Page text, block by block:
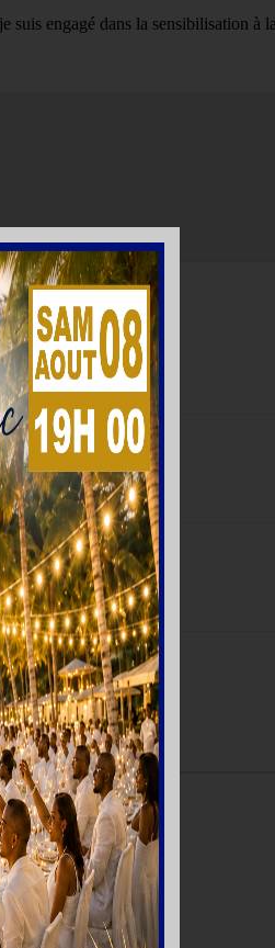
engagé dans la sensibilisation à